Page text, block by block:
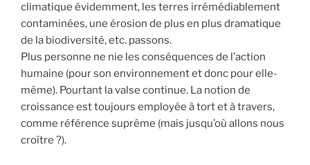
climatique évidemment, les terres irrémédiablement
contaminées, une érosion de plus en plus dramatique
de la biodiversité, etc. passons.
Plus personne ne nie les conséquences de l’action
humaine (pour son environnement et donc pour elle-
même). Pourtant la valse continue. La notion de
croissance est toujours employée à tort et à travers,
comme référence suprême (mais jusqu’où allons nous
croître ?).